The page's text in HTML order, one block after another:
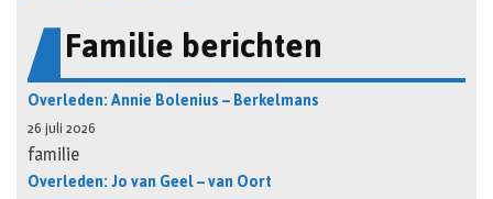
Familie berichten
Overleden: Annie Bolenius – Berkelmans
26 juli 2026
familie
Overleden: Jo van Geel – van Oort